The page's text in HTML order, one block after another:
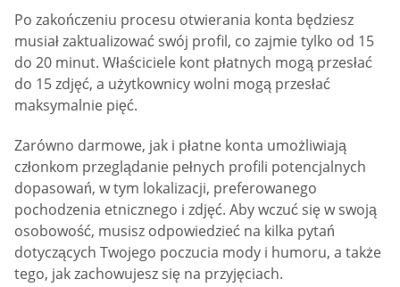
Po zakończeniu procesu otwierania konta będziesz
musiał zaktualizować swój profil, co zajmie tylko od 15
do 20 minut. Właściciele kont płatnych mogą przesłać
do 15 zdjęć, a użytkownicy wolni mogą przesłać
maksymalnie pięć.
Zarówno darmowe, jak i płatne konta umożliwiają
członkom przeglądanie pełnych profili potencjalnych
dopasowań, w tym lokalizacji, preferowanego
pochodzenia etnicznego i zdjęć. Aby wczuć się w swoją
osobowość, musisz odpowiedzieć na kilka pytań
dotyczących Twojego poczucia mody i humoru, a także
tego, jak zachowujesz się na przyjęciach.